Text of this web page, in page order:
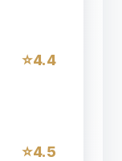
4.4
4.5